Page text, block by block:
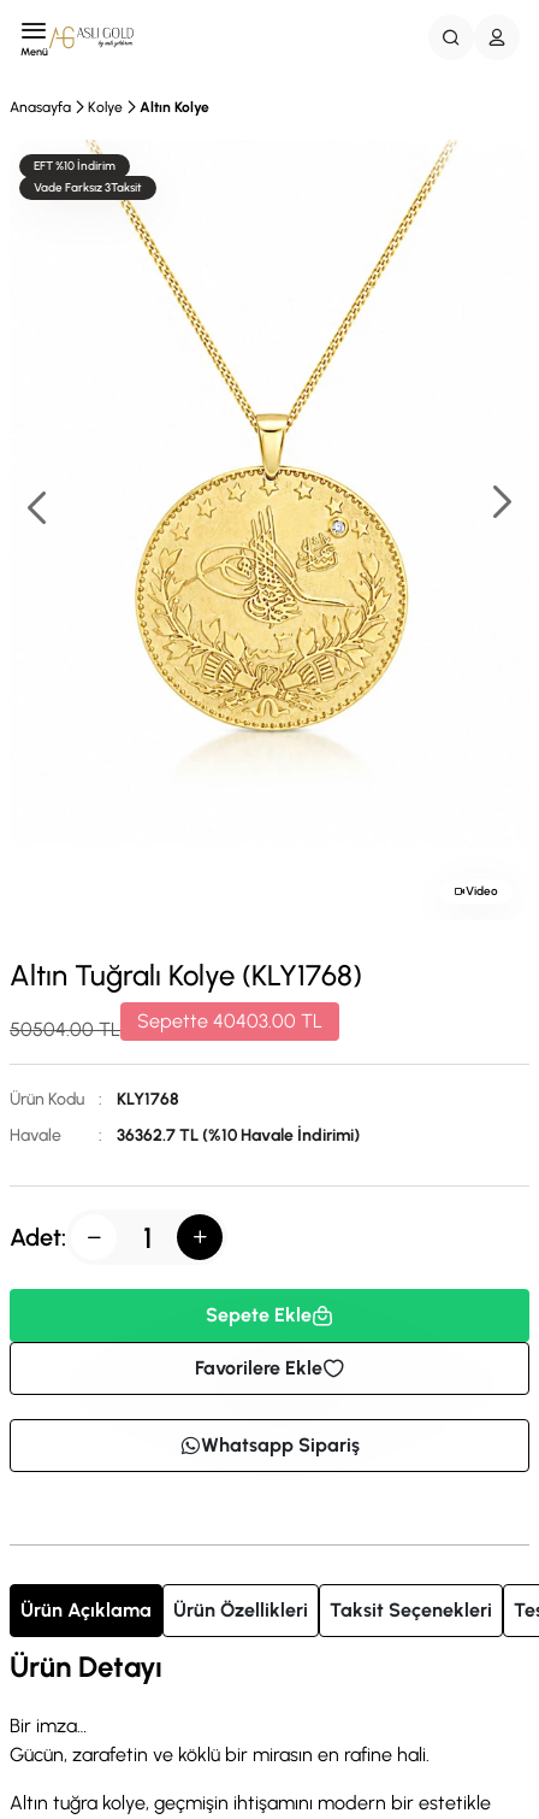
Menü
Anasayfa Kolye Altın Kolye
EFT %10 İndirim
Vade Farksız 3Taksit
Video
Altın Tuğralı Kolye (KLY1768)
50504.00TL Sepette 40403.00 TL
Ürün Kodu :
KLY1768
Havale
: 36362.7 TL (%10 Havale İndirimi)
Adet:
Sepete Ekle
Favorilere Ekle
Whatsapp Sipariş
Ürün Açıklama Ürün Özellikleri Taksit Seçenekleri
Ürün Detayı
Bir imza…
Gücün, zarafetin ve köklü bir mirasın en rafine hali.
Altın tuğra kolye, geçmişin ihtişamını modern bir estetikle